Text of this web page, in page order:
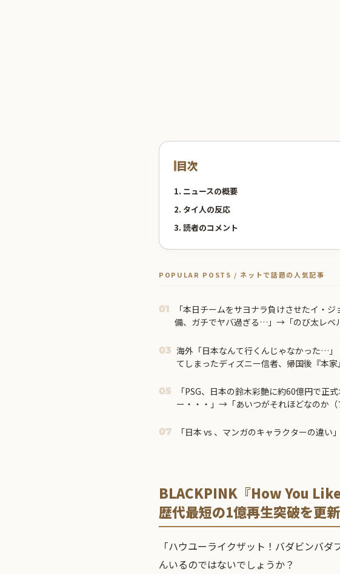
目次
1. ニュースの概要
2. タイ人の反応
3. 読者のコメント
POPULAR POSTS / ネットで話題の人気記事
01
「本日チームをサヨナラ負けさせたイ・ジ
備、ガチでヤバ過ぎる…」→「のび太レベ
03 海外「日本なんて行くんじゃなかった…」
てしまったディズニー信者、帰国後『本
05
「PSG、日本の鈴木彩艶に約60億円で正
ー・・・」→「あいつがそれほどなのか（
それでもやっぱり羨ましいね」
07 「日本 vs 、マンガのキャラクターの違い」
BLACKPINK『How You
歴代最短の1億再生突破を更新
「ハウユーライクザット！バダビンバ
んいるのではないでしょうか？